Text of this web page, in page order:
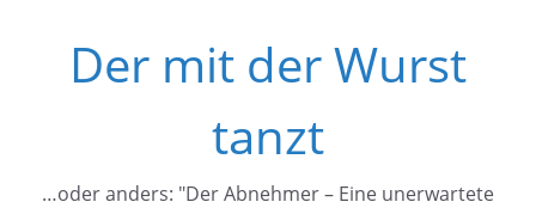
springenDer mit der Wurst
tanzt
…oder anders: "Der Abnehmer – Eine unerwartete